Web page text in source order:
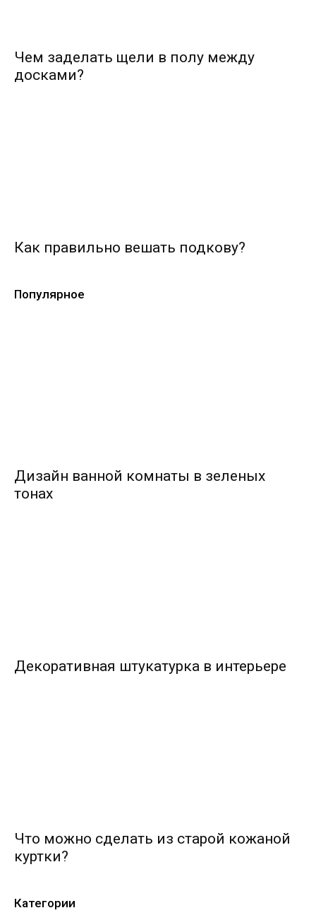
Чем заделать щели в полу между
досками?
Как правильно вешать подкову?
Популярное
Дизайн ванной комнаты в зеленых
тонах
Декоративная штукатурка в интерьере
Что можно сделать из старой кожаной
куртки?
Категории